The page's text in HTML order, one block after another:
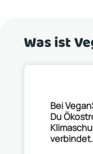
Was ist
Bei
Du
verbindet.